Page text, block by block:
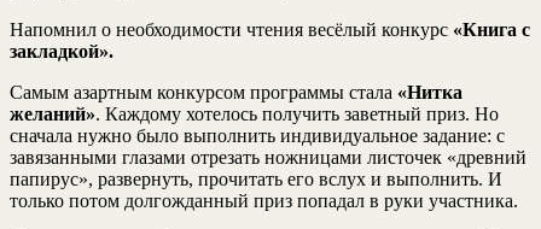
Напомнил о необходимости чтения весёлый конкурс «Книга с
закладкой».
Самым азартным конкурсом программы стала «Нитка
желаний». Каждому хотелось получить заветный приз. Но
сначала нужно было выполнить индивидуальное задание: с
завязанными глазами отрезать ножницами листочек «древний
папирус», развернуть, прочитать его вслух и выполнить. И
только потом долгожданный приз попадал в руки участника.